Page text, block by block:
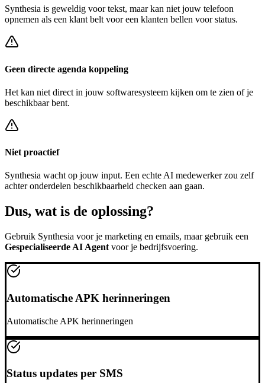
Synthesia is geweldig voor tekst, maar kan niet jouw telefoon
opnemen als een klant belt voor een klanten bellen voor status.
Geen directe agenda koppeling
Het kan niet direct in jouw softwaresysteem kijken om te zien of je
beschikbaar bent.
Niet proactief
Synthesia wacht op jouw input. Een echte AI medewerker zou zelf
achteronderdelen beschikbaarheid checken aan gaan.
Dus, wat is de oplossing?
Gebruik Synthesia voor je marketing en emails, maar gebruik een
Gespecialiseerde AI Agent voor je bedrijfsvoering.
Automatische APK herinneringen
Automatische APK herinneringen
Status updates per SMS